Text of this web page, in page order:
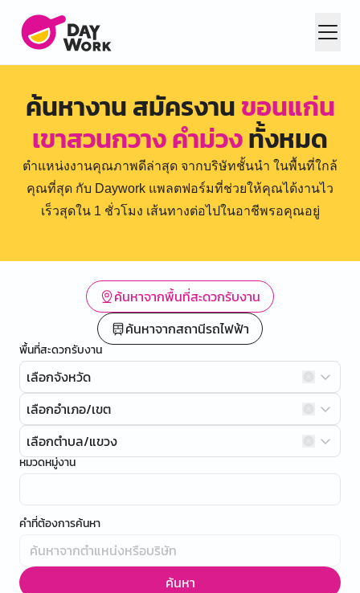
ค้นหางาน สมัครงานขอนแก่น
เขาสวนกวาง คำม่วงทั้งหมด
ตำแหน่งงานคุณภาพดีล่าสุด จากบริษัทชั้นนำ ในพื้นที่ใกล้
คุณที่สุด กับ Daywork แพลตฟอร์มที่ช่วยให้คุณได้งานไว
เร็วสุดใน 1 ชั่วโมง เส้นทางต่อไปในอาชีพรอคุณอยู่
ค้นหาจากพื้นที่สะดวกรับงาน
ค้นหาจากสถานีรถไฟฟ้า
พื้นที่สะดวกรับงาน
เลือกจังหวัด
เลือกอำเภอ/เขต
เลือกตำบล/แขวง
หมวดหมู่งาน
คำที่ต้องการค้นหา
ค้นหา